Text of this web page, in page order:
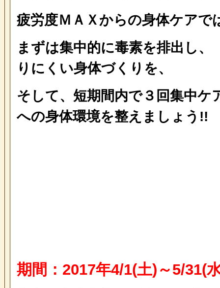
疲労度ＭＡＸからの身体ケアで
まずは集中的に毒素を排出し、
りにくい身体づくりを、
そして、短期間内で３回集中ケ
への身体環境を整えましょう!!
期間：2017年4/1(土)～5/31(